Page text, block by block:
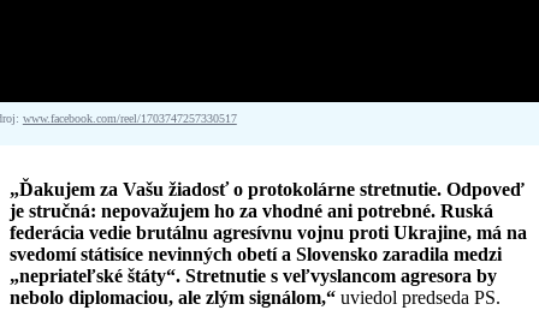
www.facebook.com/reel/1703747257330517
„Ďakujem za Vašu žiadosť o protokolárne stretnutie. Odpoveď
je stručná: nepovažujem ho za vhodné ani potrebné. Ruská
federácia vedie brutálnu agresívnu vojnu proti Ukrajine, má na
svedomí státisíce nevinných obetí a Slovensko zaradila medzi
„nepriateľské štáty“. Stretnutie s veľvyslancom agresora by
nebolo diplomaciou, ale zlým signálom,“ uviedol predseda PS.